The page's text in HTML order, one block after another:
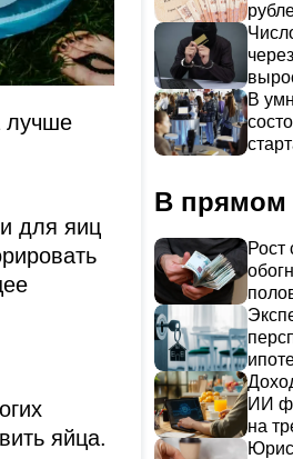
лучше
для яиц
яйца.
В
В прямом
Рост
ИИ
на